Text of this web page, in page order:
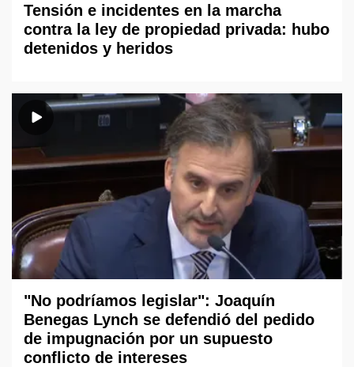
Tensión e incidentes en la marcha
contra la ley de propiedad privada: hubo
detenidos y heridos
"No podríamos legislar": Joaquín
Benegas Lynch se defendió del pedido
de impugnación por un supuesto
conflicto de intereses